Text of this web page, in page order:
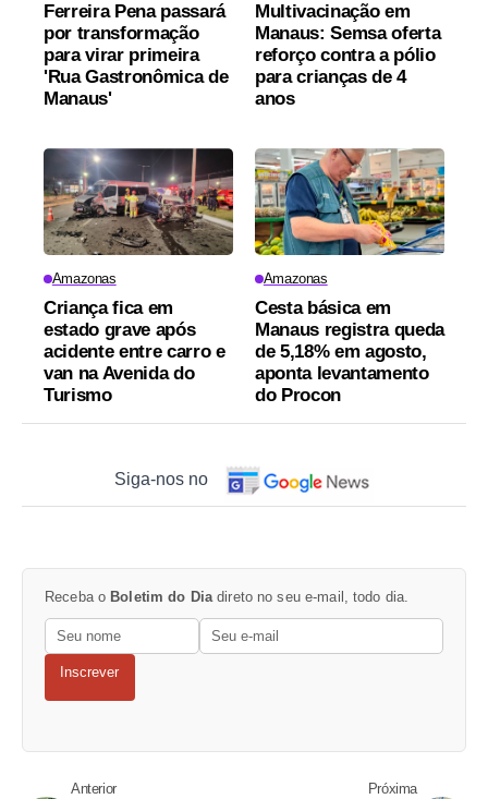
Ferreira Pena passará
por transformação
para virar primeira
'Rua Gastronômica de
Manaus'
Multivacinação em
Manaus: Semsa oferta
reforço contra a pólio
para crianças de 4
anos
Amazonas
Criança fica em
estado grave após
acidente entre carro e
van na Avenida do
Turismo
Amazonas
Cesta básica em
Manaus registra queda
de 5,18% em agosto,
aponta levantamento
do Procon
Siga-nos no
Receba o Boletim do Diadireto no seu e-mail, todo dia.
Inscrever
Anterior Próxima